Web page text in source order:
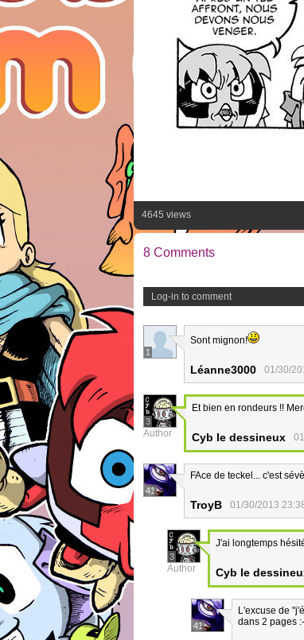
4645 views
8 Comments
Log-in to comment
1
Sont mignon!
Léanne3000 01/30/
3
Author
Et bien en rondeurs !!
Cyb le dessineux
41
FAce de teckel... c'est
TroyB 01/30/2013
3
Author
J'ai longtemps
Cyb le
41
L'excuse de
dans 2 pages